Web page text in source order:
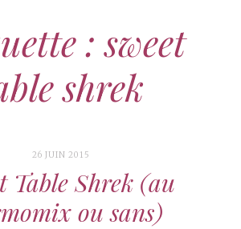
: sweet
shrek
26 JUIN 2015
Table Shrek (au
ou sans)